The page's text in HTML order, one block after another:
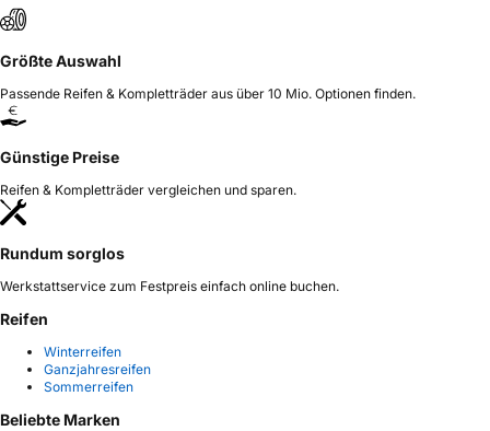
Größte Auswahl
Passende Reifen & Kompletträder aus über 10 Mio. Optionen finden.
Günstige Preise
Reifen & Kompletträder vergleichen und sparen.
Rundum sorglos
Werkstattservice zum Festpreis einfach online buchen.
Reifen
Winterreifen
Ganzjahresreifen
Sommerreifen
Beliebte Marken